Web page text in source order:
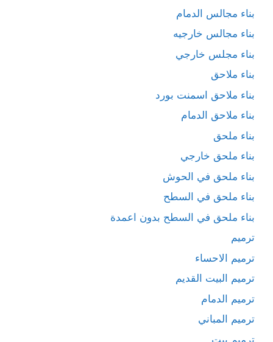
بناء مجالس الدمام
بناء مجالس خارجيه
بناء مجلس خارجي
بناء ملاحق
بناء ملاحق اسمنت بورد
بناء ملاحق الدمام
بناء ملحق
بناء ملحق خارجي
بناء ملحق في الحوش
بناء ملحق في السطح
بناء ملحق في السطح بدون اعمدة
ترميم
ترميم الاحساء
ترميم البيت القديم
ترميم الدمام
ترميم المباني
ترميم بيت